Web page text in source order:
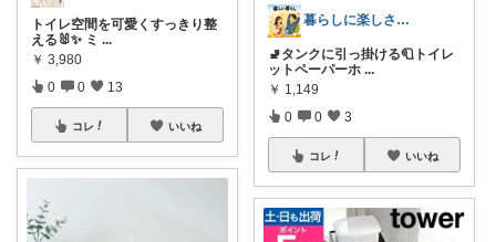
トイレ空間を可愛くすっきり整
える🐰✨ ミ ...
￥ 3,980
0 0 13
コレ いいね
暮らしに楽しさを｜生活雑貨と健康商品
🚽タンクに引っ掛ける🧻トイレ
ットペーパーホ ...
￥ 1,149
0 0 3
コレ いいね